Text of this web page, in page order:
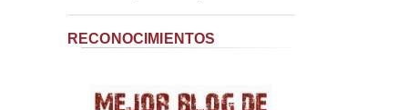
RECONOCIMIENTOS